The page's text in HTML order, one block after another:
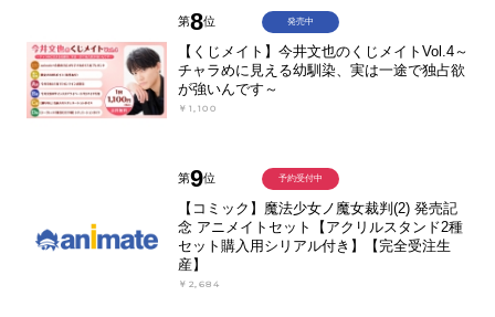
第8位
【くじメイト】今井文也のくじメイトVol.4～
チャラめに見える幼馴染、実は一途で独占欲
が強いんです～
￥1,100
発売中
第9位
【コミック】魔法少女ノ魔女裁判(2) 発売記
念 アニメイトセット【アクリルスタンド2種
セット購入用シリアル付き】【完全受注生
産】
￥2,684
予約受付中